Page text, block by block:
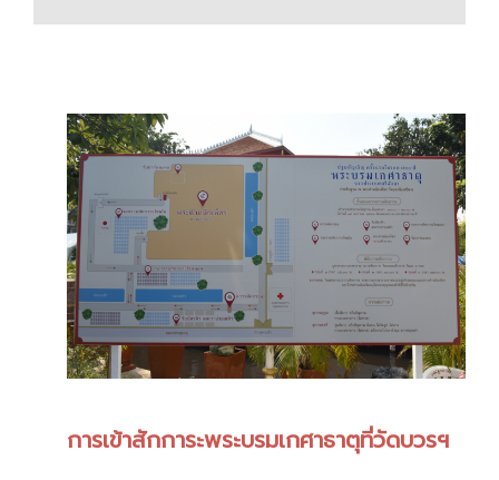
การเข้าสักการะพระบรมเกศาธาตุที่วัดบวรฯ